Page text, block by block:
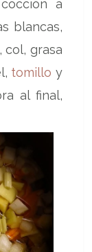
a
blancas,
col, grasa
tomillo y
al final,